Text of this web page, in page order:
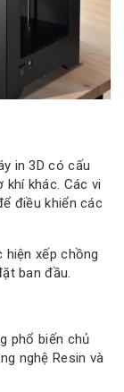
in 3D có cấu
khác. Các vi
điều khiển các
hiện xếp chồng
ban đầu.
phổ biến chủ
nghệ Resin và